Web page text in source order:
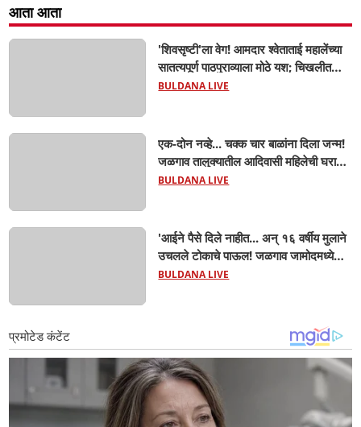
आता आता
'शिवसृष्टी'ला वेग! आमदार श्वेताताई महालेंच्या
सातत्यपूर्ण पाठपुराव्याला मोठे यश; चिखलीत
साकारणार ६५ कोटींचा भव्य 'छत्रपती शिवाजी
BULDANA LIVE
एक-दोन नव्हे... चक्क चार बाळांना दिला जन्म!
जळगाव तालुक्यातील आदिवासी महिलेची घरातच
प्रसूती; आता झाली ७ लेकरांची माय ! वैद्यकीय
BULDANA LIVE
'आईने पैसे दिले नाहीत... अन् १६ वर्षीय मुलाने
उचलले टोकाचे पाऊल! जळगाव जामोदमध्ये
खळबळ'! मुलांमधली सहनशीलता संपली काय?
BULDANA LIVE